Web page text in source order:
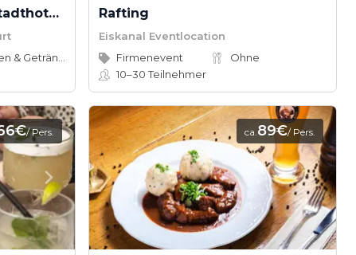
Tagung im mainhaus Stadthotel Frankfurt Rafting
Eiskanal Eventlocation
Firmenevent
Ohne
10–30Teilnehmer
/ Pers. ca.89€/ Pers.